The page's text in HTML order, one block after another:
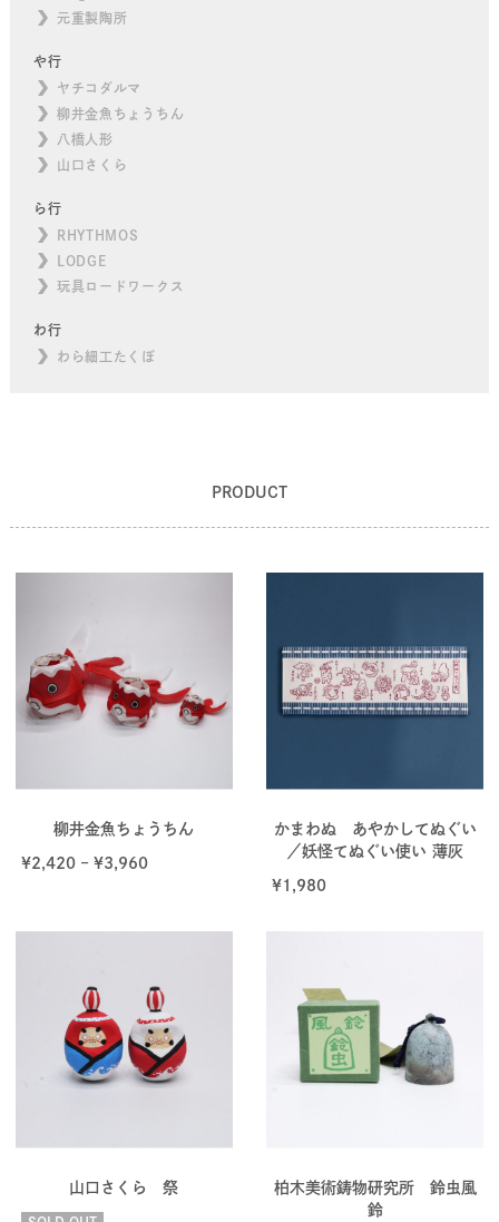
元重製陶所
や行
ヤチコダルマ
柳井金魚ちょうちん
八橋人形
山口さくら
ら行
RHYTHMOS
LODGE
玩具ロードワークス
わ行
わら細工たくぼ
PRODUCT
柳井金魚ちょうちん
¥2,420– ¥3,960
かまわぬ あやかしてぬぐい
／妖怪てぬぐい使い 薄灰
¥1,980
山口さくら 祭
柏木美術鋳物研究所 鈴虫風
鈴